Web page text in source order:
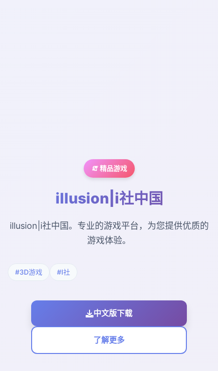
🧯 精品游戏
illusion|i社中国
illusion|i社中国。专业的游戏平台，为您提供优质的
游戏体验。
#3D游戏 #I社
中文版下载
了解更多